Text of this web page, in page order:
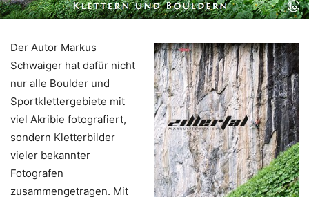
Der Autor Markus
Schwaiger hat dafür nicht
nur alle Boulder und
Sportklettergebiete mit
viel Akribie fotografiert,
sondern Kletterbilder
vieler bekannter
Fotografen
zusammengetragen. Mit